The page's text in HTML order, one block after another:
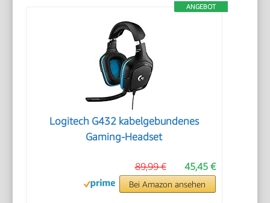
ANGEBOT
Logitech G432 kabelgebundenes
Gaming-Headset
45,45 €
89,99 €
Bei Amazon ansehen